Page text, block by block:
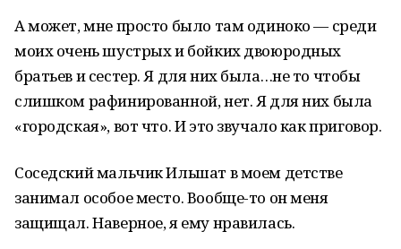
А может, мне просто было там одиноко — среди
моих очень шустрых и бойких двоюродных
братьев и сестер. Я для них была…не то чтобы
слишком рафинированной, нет. Я для них была
«городская», вот что. И это звучало как приговор.
Соседский мальчик Ильшат в моем детстве
занимал особое место. Вообще-то он меня
защищал. Наверное, я ему нравилась.